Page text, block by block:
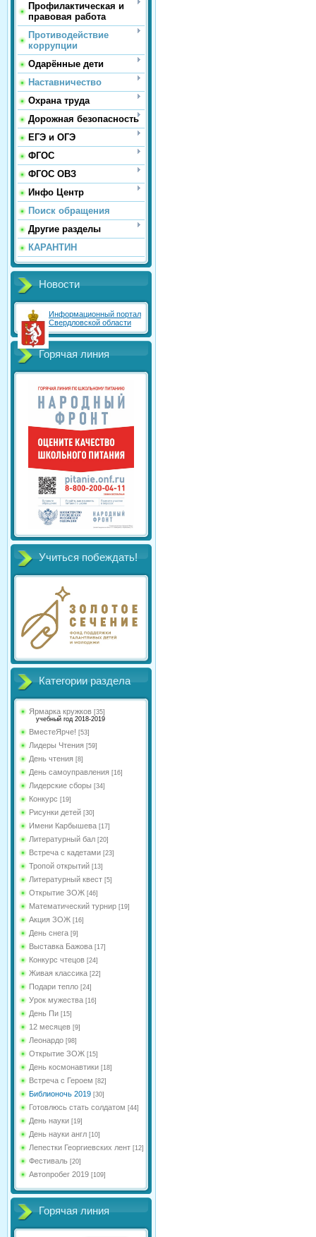
Профилактическая и
правовая работа
Противодействие
коррупции
Одарённые дети
Наставничество
Охрана труда
Дорожная безопасность
ЕГЭ и ОГЭ
ФГОС
ФГОС ОВЗ
Инфо Центр
Поиск обращения
Другие разделы
КАРАНТИН
Новости
Информационный портал
Свердловской области
Горячая линия
Учиться побеждать!
Категории раздела
Ярмарка кружков [35]
учебный год 2018-2019
ВместеЯрче! [53]
Лидеры Чтения [59]
День чтения [8]
День самоуправления [16]
Лидерские сборы [34]
Конкурс [19]
Рисунки детей [30]
Имени Карбышева [17]
Литературный бал [20]
Встреча с кадетами [23]
Тропой открытий [13]
Литературный квест [5]
Открытие ЗОЖ [46]
Математический турнир [19]
Акция ЗОЖ [16]
День снега [9]
Выставка Бажова [17]
Конкурс чтецов [24]
Живая классика [22]
Подари тепло [24]
Урок мужества [16]
День Пи [15]
12 месяцев [9]
Леонардо [98]
Открытие ЗОЖ [15]
День космонавтики [18]
Встреча с Героем [82]
Библионочь 2019 [30]
Готовлюсь стать солдатом [44]
День науки [19]
День науки англ [10]
Лепестки Георгиевских лент [12]
Фестиваль [20]
Автопробег 2019 [109]
Горячая линия